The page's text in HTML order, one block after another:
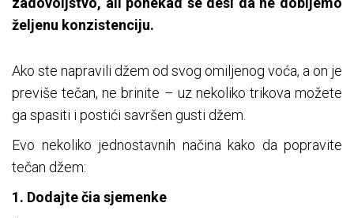
željenu konzistenciju.
Ako ste napravili džem od svog omiljenog voća, a on je
previše tečan, ne brinite – uz nekoliko trikova možete
ga spasiti i postići savršen gusti džem.
Evo nekoliko jednostavnih načina kako da popravite
tečan džem:
1. Dodajte čia sjemenke